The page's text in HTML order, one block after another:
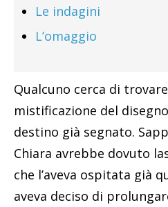
Le indagini
L’omaggio
Qualcuno cerca di
mistificazione del
destino già segnato.
Chiara avrebbe dovuto
che l’aveva ospitata già
aveva deciso di